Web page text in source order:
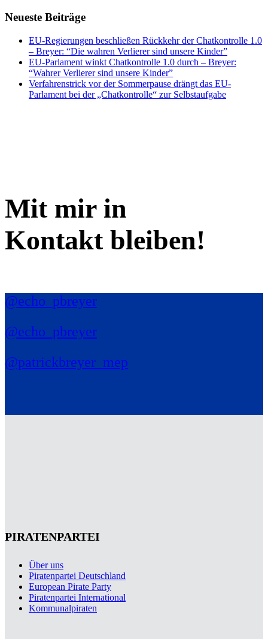
Neueste Beiträge
EU-Regierungen beschließen Rückkehr der Chatkontrolle 1.0
– Breyer: “Die wahren Verlierer sind unsere Kinder”
EU-Parlament winkt Chatkontrolle 1.0 durch – Breyer:
“Wahrer Verlierer sind unsere Kinder”
Verfahrenstrick vor der Sommerpause drängt das EU-
Parlament bei der „Chatkontrolle“ zur Selbstaufgabe
Mit mir in
Kontakt bleiben!
@echo_pbreyer
@echo_pbreyer
@patrickbreyer_mep
PIRATENPARTEI
Über uns
Piratenpartei Deutschland
European Pirate Party
Piratenpartei International
Kommunalpiraten